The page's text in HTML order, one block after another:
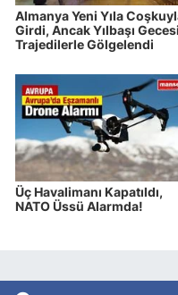
Almanya Yeni Yıla
Girdi, Ancak Yılbaşı Gecesi
Trajedilerle Gölgelendi
Üç Havalimanı Kapatıldı,
NATO Üssü Alarmda!